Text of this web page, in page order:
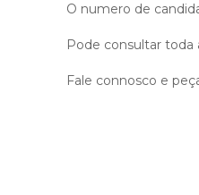
O numero de
Pode consultar toda
Fale connosco e